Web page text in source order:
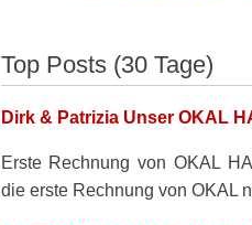
Top Posts (30 Tage)
Dirk & Patrizia Unser OKAL
Erste Rechnung von OKAL
die erste Rechnung von OKAL